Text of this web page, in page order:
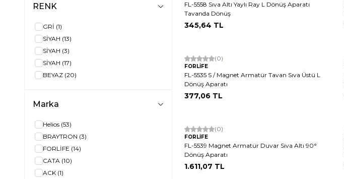
RENK
GRİ (1)
SİYAH (13)
SİYAH (3)
SİYAH (17)
BEYAZ (20)
Marka
Helios (53)
BRAYTRON (3)
FORLİFE (14)
CATA (10)
ACK (1)
FL-5558 Sıva Altı Yaylı Ray L Dönüş Aparatı
Tavanda Dönüş
345,64 TL
(0)
FORLİFE
FL-5535 S / Magnet Armatür Tavan Sıva Üstü L
Dönüş Aparatı
377,06 TL
(0)
FORLİFE
FL-5539 Magnet Armatür Duvar Sıva Altı 90°
Dönüş Aparatı
1.611,07 TL